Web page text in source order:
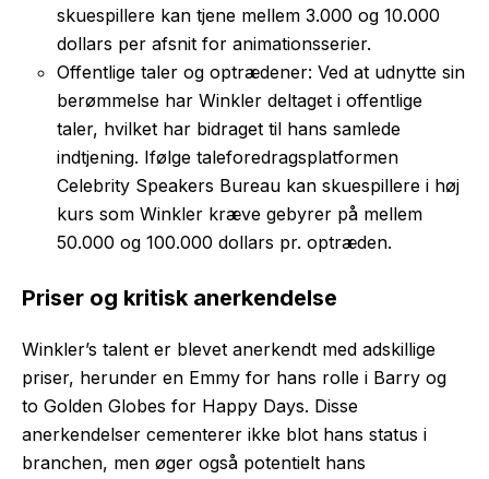
skuespillere kan tjene mellem 3.000 og 10.000
dollars per afsnit for animationsserier.
Offentlige taler og optrædener: Ved at udnytte sin
berømmelse har Winkler deltaget i offentlige
taler, hvilket har bidraget til hans samlede
indtjening. Ifølge taleforedragsplatformen
Celebrity Speakers Bureau kan skuespillere i høj
kurs som Winkler kræve gebyrer på mellem
50.000 og 100.000 dollars pr. optræden.
Priser og kritisk anerkendelse
Winkler’s talent er blevet anerkendt med adskillige
priser, herunder en Emmy for hans rolle i Barry og
to Golden Globes for Happy Days. Disse
anerkendelser cementerer ikke blot hans status i
branchen, men øger også potentielt hans